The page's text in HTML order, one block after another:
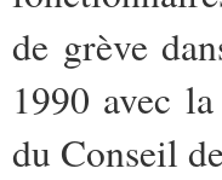
de grève
1990 avec
du Conseil